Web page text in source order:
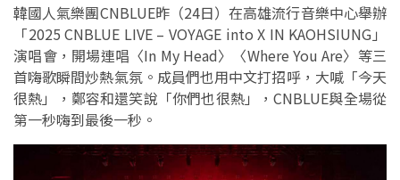
韓國人氣樂團CNBLUE昨（24日）在高雄流行音樂中心舉辦
「2025 CNBLUE LIVE – VOYAGE into X IN KAOHSIUNG」
演唱會，開場連唱〈In My Head〉〈Where You Are〉等三
首嗨歌瞬間炒熱氣氛。成員們也用中文打招呼，大喊「今天
很熱」，鄭容和還笑說「你們也很熱」，CNBLUE與全場從
第一秒嗨到最後一秒。